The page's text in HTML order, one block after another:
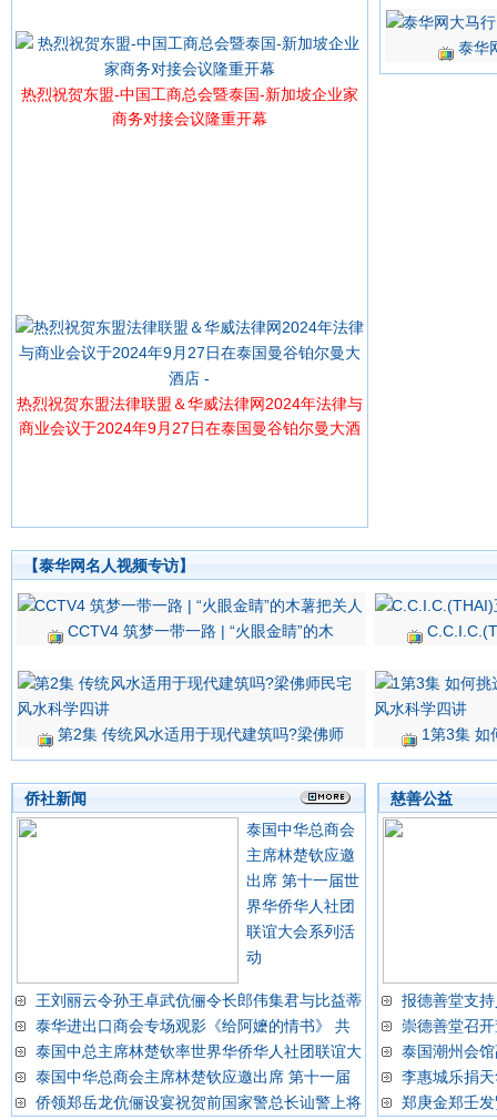
热烈祝贺东盟-中国工商总会暨泰国-新加坡企业家
商务对接会议隆重开幕
热烈祝贺东盟法律联盟＆华威法律网2024年法律与
商业会议于2024年9月27日在泰国曼谷铂尔曼大酒
泰华
【泰华网名人视频专访】
CCTV4 筑梦一带一路 | “火眼金睛”的木
第2集 传统风水适用于现代建筑吗?梁佛师 1第3集 如
侨社新闻
泰国中华总商会
主席林楚钦应邀
出席 第十一届世
界华侨华人社团
联谊大会系列活
动
王刘丽云令孙王卓武伉俪令长郎伟集君与比益蒂
泰华进出口商会专场观影《给阿嬷的情书》 共
泰国中总主席林楚钦率世界华侨华人社团联谊大
泰国中华总商会主席林楚钦应邀出席 第十一届
侨领郑岳龙伉俪设宴祝贺前国家警总长讪警上将
慈善公益
报德善堂支
崇德善堂召
泰国潮州会
李惠城乐捐
郑庚金郑壬